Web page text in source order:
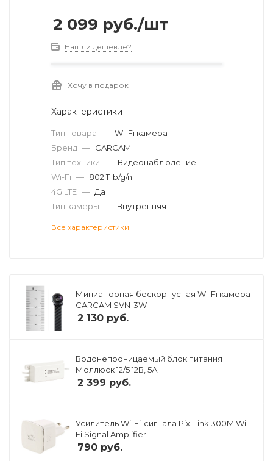
2 099 руб./шт
Нашли дешевле?
Хочу в подарок
Характеристики
Тип товара — Wi-Fi камера
Бренд — CARCAM
Тип техники — Видеонаблюдение
Wi-Fi — 802.11 b/g/n
4G LTE — Да
Тип камеры — Внутренняя
Все характеристики
Миниатюрная бескорпусная Wi-Fi камера
CARCAM SVN-3W
2 130 руб.
Водонепроницаемый блок питания
Моллюск 12/5 12В, 5А
2 399 руб.
Усилитель Wi-Fi-сигнала Pix-Link 300M Wi-
Fi Signal Amplifier
790 руб.